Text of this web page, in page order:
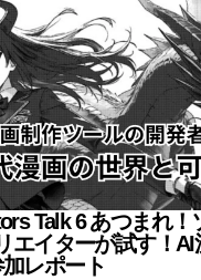
Talk 6 あつまれ！
エイターが試す！
レポート